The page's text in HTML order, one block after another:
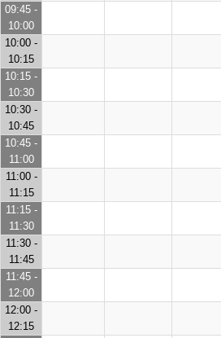
09:45 -
10:00
10:00 -
10:15
10:15 -
10:30
10:30 -
10:45
10:45 -
11:00
11:00 -
11:15
11:15 -
11:30
11:30 -
11:45
11:45 -
12:00
12:00 -
12:15